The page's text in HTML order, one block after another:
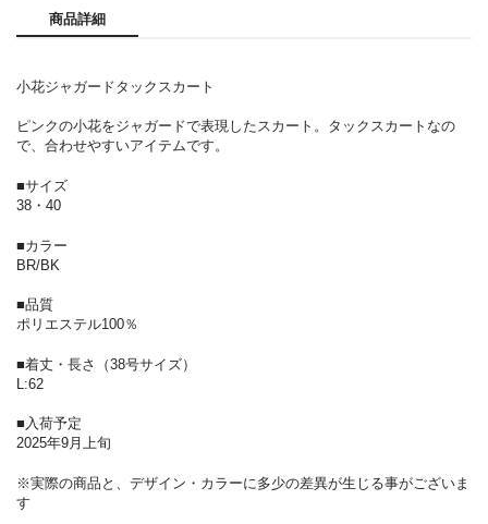
商品詳細
小花ジャガードタックスカート
ピンクの小花をジャガードで表現したスカート。タックスカートなの
で、合わせやすいアイテムです。
■サイズ
38・40
■カラー
BR/BK
■品質
ポリエステル100％
■着丈・長さ（38号サイズ）
L:62
■入荷予定
2025年9月上旬
※実際の商品と、デザイン・カラーに多少の差異が生じる事がございま
す